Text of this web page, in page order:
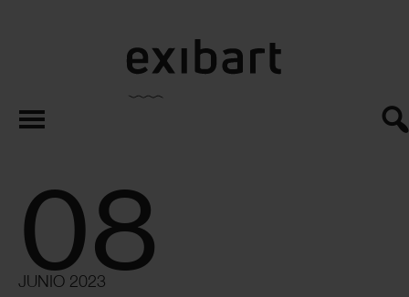
exibart.es
08
JUNIO 2023